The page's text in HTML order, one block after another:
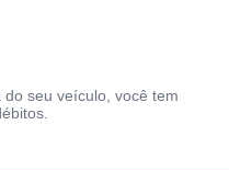
seu veículo, você tem